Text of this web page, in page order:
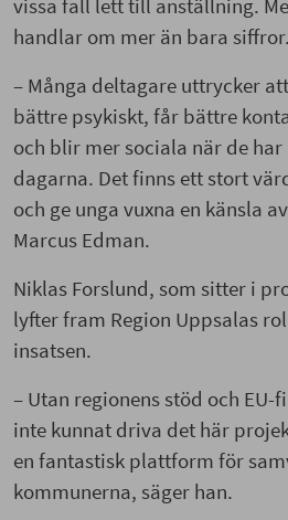
handlar om mer än bara siffror.
– Många deltagare uttrycker
bättre psykiskt, får bättre
och blir mer sociala när de
dagarna. Det finns ett stort
och ge unga vuxna en känsla
Marcus Edman.
Niklas Forslund, som sitter i
lyfter fram Region Uppsalas
insatsen.
– Utan regionens stöd och EU-
inte kunnat driva det här
en fantastisk plattform för
kommunerna, säger han.